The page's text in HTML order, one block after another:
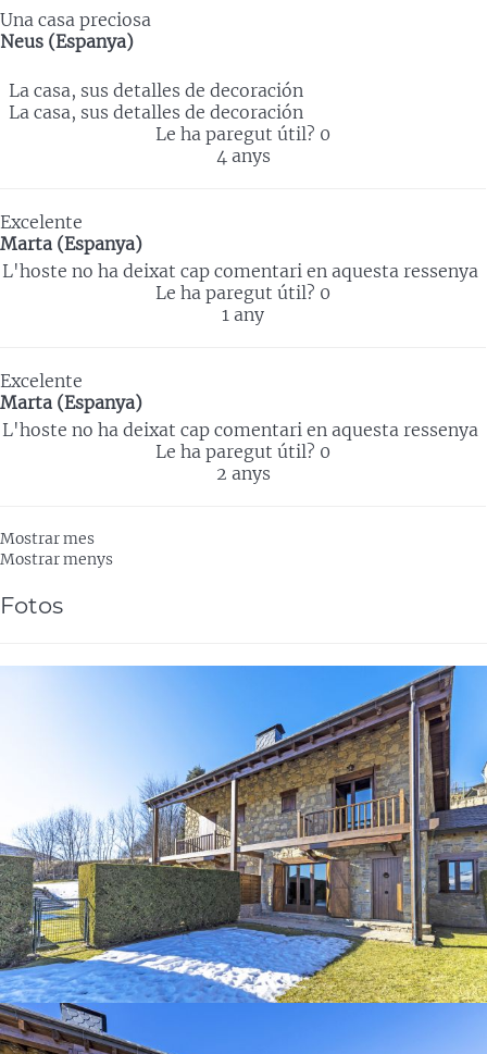
Una casa preciosa
Neus (Espanya)
La casa, sus detalles de decoración
La casa, sus detalles de decoración
Le ha paregut útil? 0
4 anys
Excelente
Marta (Espanya)
L'hoste no ha deixat cap comentari en aquesta ressenya
Le ha paregut útil? 0
1 any
Excelente
Marta (Espanya)
L'hoste no ha deixat cap comentari en aquesta ressenya
Le ha paregut útil? 0
2 anys
Mostrar mes
Mostrar menys
Fotos